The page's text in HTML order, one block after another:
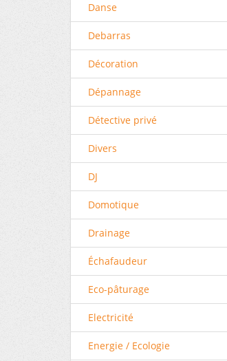
Danse
Debarras
Décoration
Dépannage
Détective privé
Divers
DJ
Domotique
Drainage
Échafaudeur
Eco-pâturage
Electricité
Energie / Ecologie